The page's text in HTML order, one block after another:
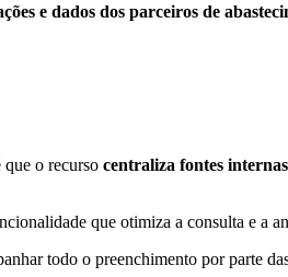
e dados dos parceiros de
o recurso centraliza fontes
que otimiza a consulta e a
todo o preenchimento por parte